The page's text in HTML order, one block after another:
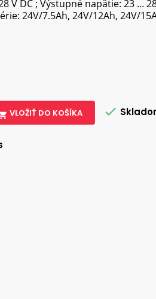
V DC ; Výstupné napätie: 23 ...
24V/7.5Ah, 24V/12Ah, 24V/
VLOŽIŤ DO KOŠÍKA 